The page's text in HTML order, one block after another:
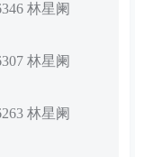
林星阑
林星阑
林星阑